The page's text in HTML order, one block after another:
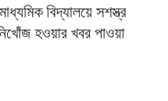
বিদ্যালয়ে সশস্ত্র
হওয়ার খবর পাওয়া